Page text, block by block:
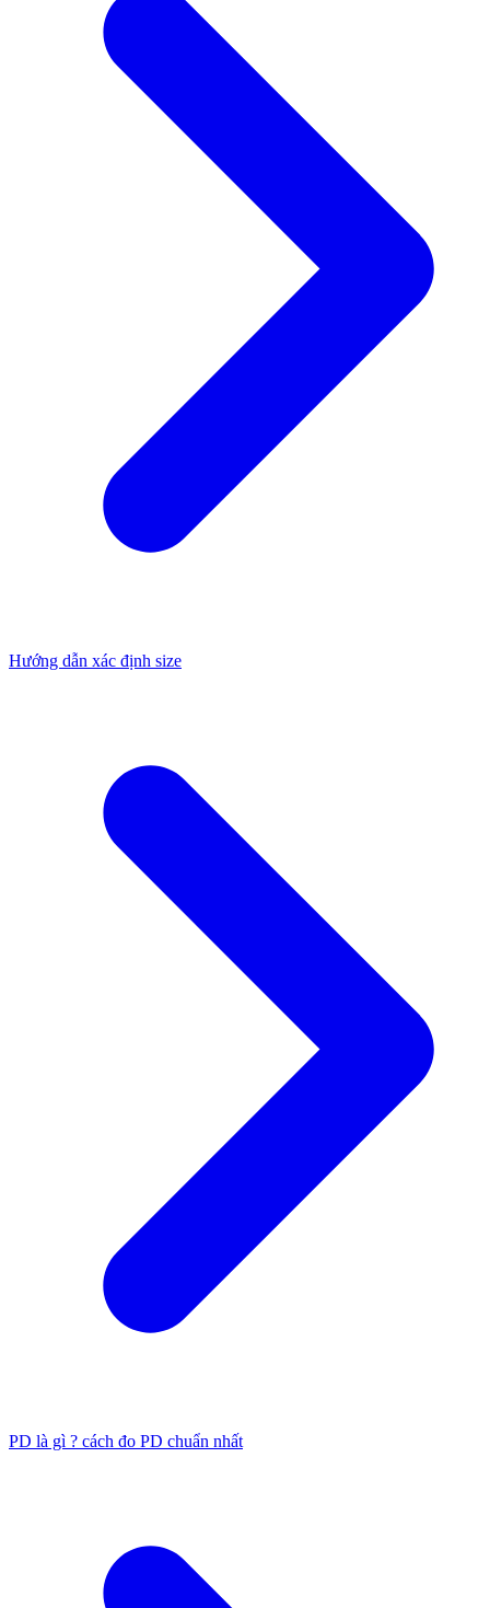
Hướng dẫn xác định size
PD là gì ? cách đo PD chuẩn nhất